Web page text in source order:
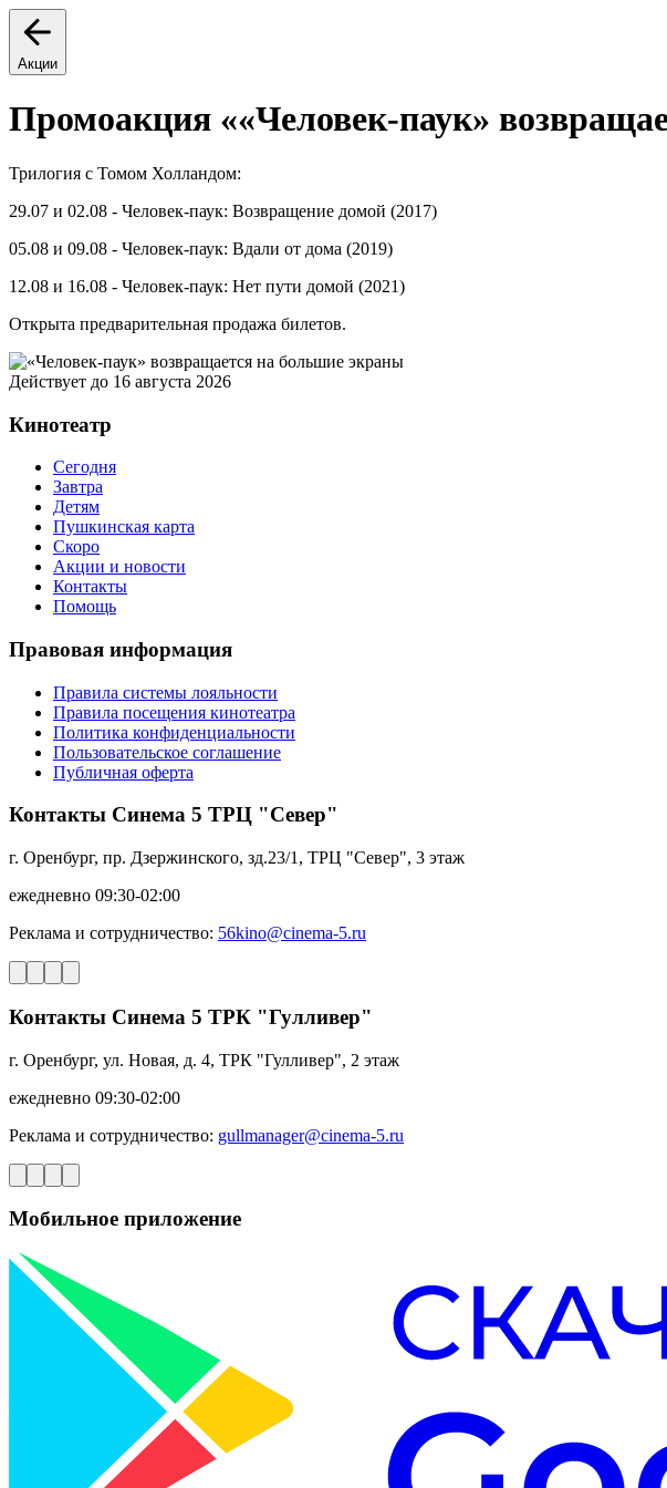
Акции
Промоакция ««Человек-паук»
Трилогия с Томом Холландом:
29.07 и 02.08 - Человек-паук: Возвращение домой (2017)
05.08 и 09.08 - Человек-паук: Вдали от дома (2019)
12.08 и 16.08 - Человек-паук: Нет пути домой (2021)
Открыта предварительная продажа билетов.
Действует до 16 августа 2026
Кинотеатр
Сегодня
Завтра
Детям
Пушкинская карта
Скоро
Акции и новости
Контакты
Помощь
Правовая информация
Правила системы лояльности
Правила посещения кинотеатра
Политика конфиденциальности
Пользовательское соглашение
Публичная оферта
Контакты Синема 5 ТРЦ "Север"
г. Оренбург, пр. Дзержинского, зд.23/1, ТРЦ "Север", 3 этаж
ежедневно 09:30-02:00
Реклама и сотрудничество: 56kino@cinema-5.ru
Контакты Синема 5 ТРК "Гулливер"
г. Оренбург, ул. Новая, д. 4, ТРК "Гулливер", 2 этаж
ежедневно 09:30-02:00
Реклама и сотрудничество: gullmanager@cinema-5.ru
Мобильное приложение